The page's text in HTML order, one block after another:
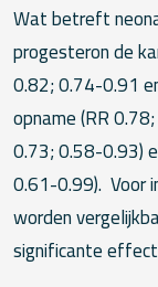
Wat betreft
progesteron de
0.82; 0.74-0.91
opname (RR
0.73; 0.58-0.93)
0.61-0.99). Voor
worden
significante